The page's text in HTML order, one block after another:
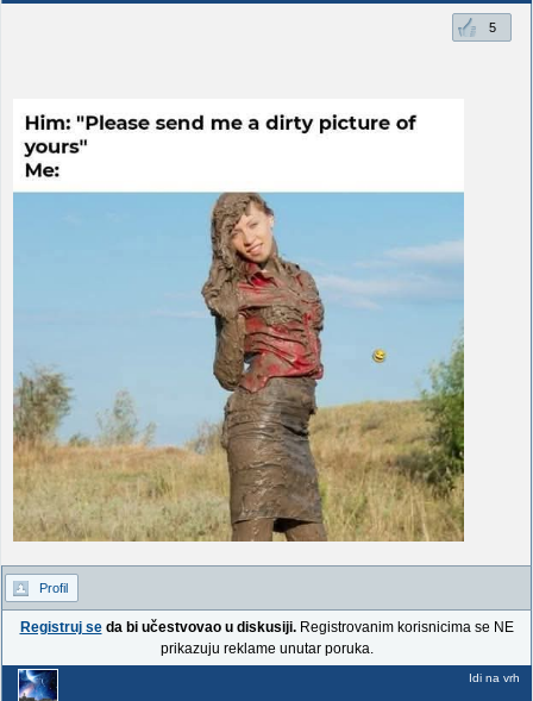
5
Profil
Registruj seda bi učestvovao u diskusiji.Registrovanim korisnicima se NE
prikazuju reklame unutar poruka.
Idi na vrh